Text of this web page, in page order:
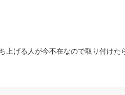
げる人が今不在なので取り付けた